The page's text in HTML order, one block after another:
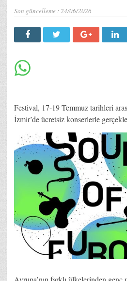
Son güncelleme :24/06/2026
Festival, 17-19 Temmuz tarihleri
İzmir’de ücretsiz konserlerle